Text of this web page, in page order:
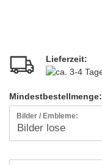
Lieferzeit:
Mindestbestellmenge:
Bilder / Embleme: